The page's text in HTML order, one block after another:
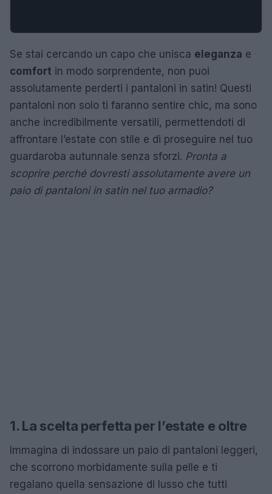
Se stai cercando un capo che unisca eleganza e
comfort in modo sorprendente, non puoi
assolutamente perderti i pantaloni in satin! Questi
pantaloni non solo ti faranno sentire chic, ma sono
anche incredibilmente versatili, permettendoti di
affrontare l’estate con stile e di proseguire nel tuo
guardaroba autunnale senza sforzi. Pronta a
scoprire perché dovresti assolutamente avere un
paio di pantaloni in satin nel tuo armadio?
1. La scelta perfetta per l’estate e oltre
Immagina di indossare un paio di pantaloni leggeri,
che scorrono morbidamente sulla pelle e ti
regalano quella sensazione di lusso che tutti